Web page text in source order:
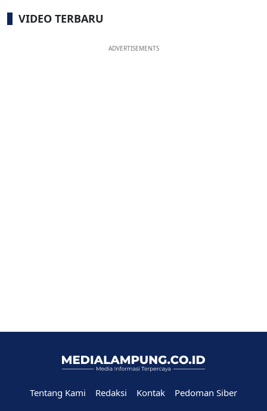
VIDEO TERBARU
ADVERTISEMENTS
Tentang Kami Redaksi Kontak
Pedoman Siber